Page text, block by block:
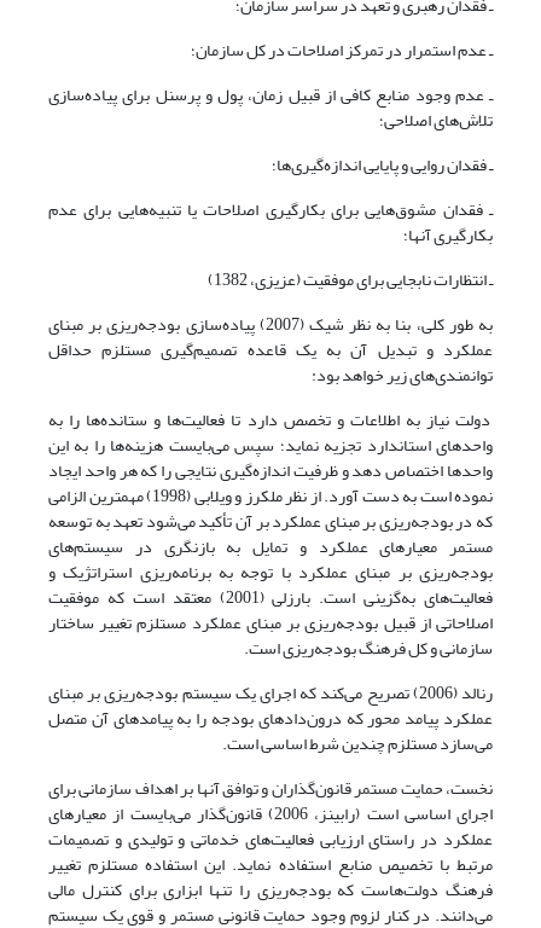
ـ عدم استمرار در تمرکز اصلاحات در کل سازمان؛
ـ عدم وجود منابع کافی از قبیل زمان، پول و پرسنل برای پیاده‌سازی
تلاش‌های اصلاحی؛
ـ فقدان روایی و پایایی اندازه‌گیری‌ها؛
ـ فقدان مشوق‌هایی برای بکارگیری اصلاحات یا تنبیه‌هایی برای عدم
بکارگیری آنها؛
ـ انتظارات نابجایی برای موفقیت (عزیزی، 1382)
به طور کلی، بنا به نظر شیک (2007) پیاده‌سازی بودجه‌ریزی بر مبنای
عملکرد و تبدیل آن به یک قاعده تصمیم‌گیری مستلزم حداقل
توانمندی‌های زیر خواهد بود:
دولت نیاز به اطلاعات و تخصص دارد تا فعالیت‌ها و ستانده‌ها را به
واحدهای استاندارد تجزیه نماید؛ سپس می‌بایست هزینه‌ها را به این
واحدها اختصاص دهد و ظرفیت اندازه‌گیری نتایجی را که هر واحد ایجاد
نموده است به دست آورد. از نظر ملکرز و ویلابی (1998) مهمترین الزامی
که در بودجه‌ریزی بر مبنای عملکرد بر آن تأکید می‌شود تعهد به توسعه
مستمر معیارهای عملکرد و تمایل به بازنگری در سیستم‌های
بودجه‌ریزی بر مبنای عملکرد با توجه به برنامه‌ریزی استراتژیک و
فعالیت‌های به‌گزینی است. بارزلی (2001) معتقد است که موفقیت
اصلاحاتی از قبیل بودجه‌ریزی بر مبنای عملکرد مستلزم تغییر ساختار
سازمانی و کل فرهنگ بودجه‌ریزی است.
رنالد (2006) تصریح می‌کند که اجرای یک سیستم بودجه‌ریزی بر مبنای
عملکرد پیامد محور که درون‌دادهای بودجه را به پیامدهای آن متصل
می‌سازد مستلزم چندین شرط اساسی است.
نخست، حمایت مستمر قانون‌گذاران و توافق آنها بر اهداف سازمانی برای
اجرای اساسی است (رابینز، 2006) قانون‌گذار می‌بایست از معیارهای
عملکرد در راستای ارزیابی فعالیت‌های خدماتی و تولیدی و تصمیمات
مرتبط با تخصیص منابع استفاده نماید. این استفاده مستلزم تغییر
فرهنگ دولت‌هاست که بودجه‌ریزی را تنها ابزاری برای کنترل مالی
می‌دانند. در کنار لزوم وجود حمایت قانونی مستمر و قوی یک سیستم